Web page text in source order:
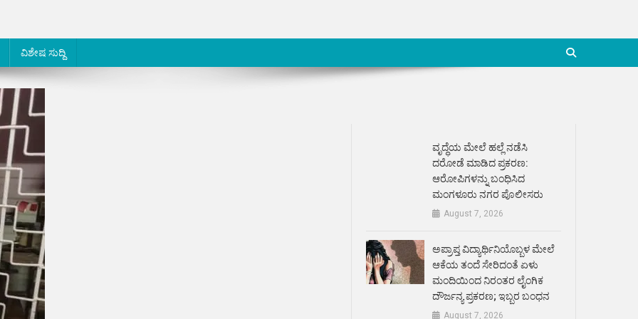
ವಿಶೇಷ ಸುದ್ದಿ
ವೃದ್ಧೆಯ ಮೇಲೆ ಹಲ್ಲೆ ನಡೆಸಿ
ದರೋಡೆ ಮಾಡಿದ ಪ್ರಕರಣ:
ಆರೋಪಿಗಳನ್ನು ಬಂಧಿಸಿದ
ಮಂಗಳೂರು ನಗರ ಪೊಲೀಸರು
August 7, 2026
ಅಪ್ರಾಪ್ತ ವಿದ್ಯಾರ್ಥಿನಿಯೊಬ್ಬಳ ಮೇಲೆ
ಆಕೆಯ ತಂದೆ ಸೇರಿದಂತೆ ಏಳು
ಮಂದಿಯಿಂದ ನಿರಂತರ ಲೈಂಗಿಕ
ದೌರ್ಜನ್ಯ ಪ್ರಕರಣ; ಇಬ್ಬರ ಬಂಧನ
August 7, 2026